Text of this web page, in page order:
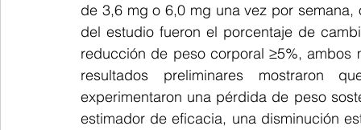
de 3,6 mg o 6,0 mg una vez por
del estudio fueron el porcentaje de
reducción de peso corporal ≥5%,
resultados preliminares mostraron
experimentaron una pérdida de peso
estimador de eficacia, una disminución